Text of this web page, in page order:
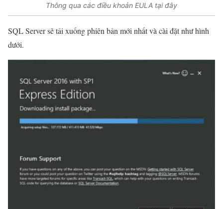
Thông qua các điều khoản EULA tại đây
SQL Server sẽ tải xuống phiên bản mới nhất và cài đặt như hình
dưới.